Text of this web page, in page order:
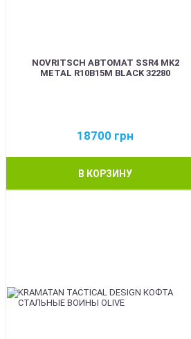
NOVRITSCH АВТОМАТ SSR4 MK2
METAL R10B15M BLACK 32280
18700 грн
В КОРЗИНУ